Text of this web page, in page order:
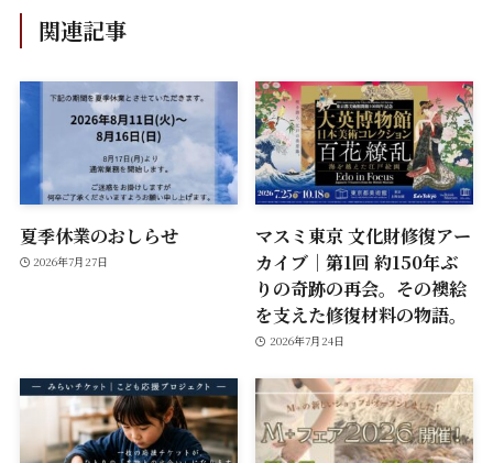
関連記事
夏季休業のおしらせ
2026年7月27日
マスミ東京 文化財修復アー
カイブ｜第1回 約150年ぶ
りの奇跡の再会。その襖絵
を支えた修復材料の物語。
2026年7月24日